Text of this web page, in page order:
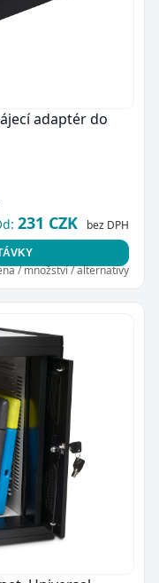
adaptér do
231 CZK bez DPH
/ množství / alternativy